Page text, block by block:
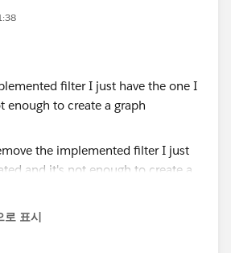
filter I just have the one I
enough to create a graph
로 표시